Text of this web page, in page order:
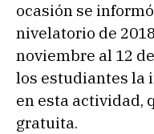
ocasión se
nivelatorio de
noviembre al 12
los estudiantes la
en esta actividad,
gratuita.